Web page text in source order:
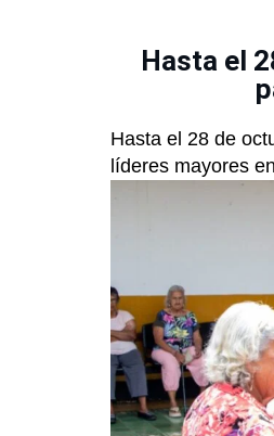
Hasta el
Hasta el 28 de
líderes mayores